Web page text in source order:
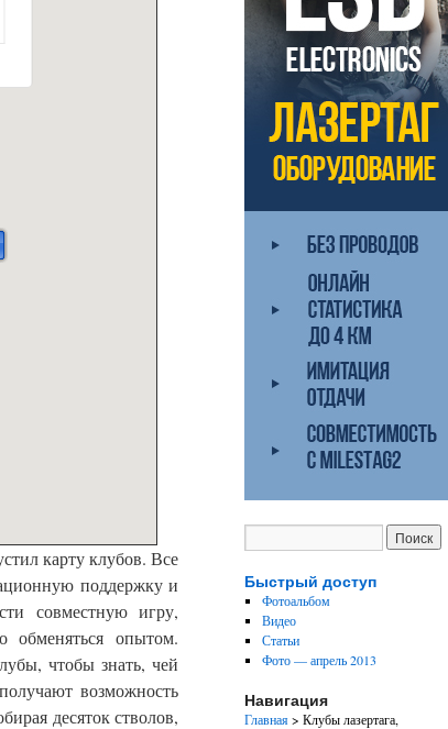
карту клубов. Все
поддержку и
совместную игру,
обменяться опытом.
чтобы знать, чей
возможность
десяток стволов,
Быстрый доступ
Фотоальбом
Видео
Статьи
Фото — апрель 2013
Навигация
Главная> Клубы лазертага,